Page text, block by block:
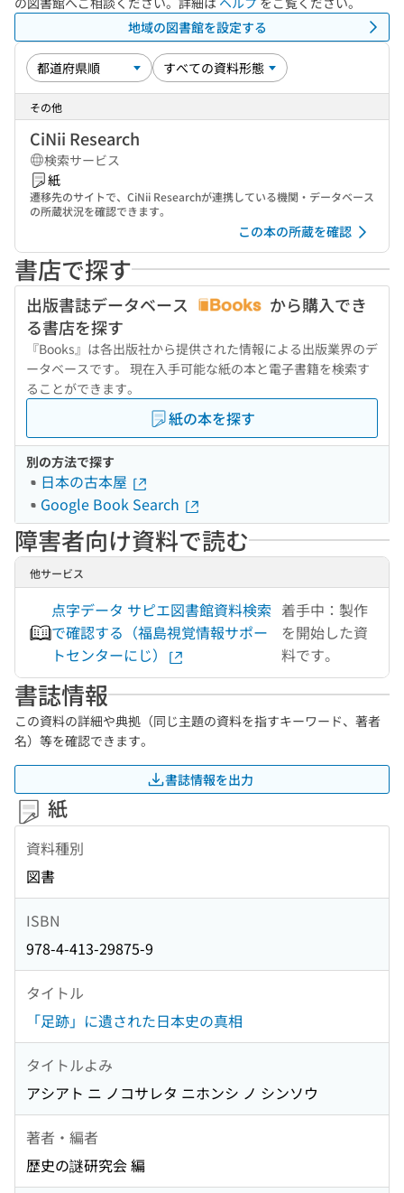
地域の図書館を設定する
その他
CiNii Research
検索サービス
紙
遷移先のサイトで、CiNii Researchが連携している機関・データベース
の所蔵状況を確認できます。
この本の所蔵を確認
書店で探す
出版書誌データベース
から購入でき
る書店を探す
『Books』は各出版社から提供された情報による出版業界のデ
ータベースです。 現在入手可能な紙の本と電子書籍を検索す
ることができます。
紙の本を探す
別の方法で探す
日本の古本屋
Google Book Search
障害者向け資料で読む
他サービス
点字データ サピエ図書館資料検索
で確認する（福島視覚情報サポー
トセンターにじ）
着手中：製作
を開始した資
料です。
書誌情報
この資料の詳細や典拠（同じ主題の資料を指すキーワード、著者
名）等を確認できます。
書誌情報を出力
紙
資料種別
図書
ISBN
978-4-413-29875-9
タイトル
「足跡」に遺された日本史の真相
タイトルよみ
アシアト ニ ノコサレタ ニホンシ ノ シンソウ
著者・編者
歴史の謎研究会 編